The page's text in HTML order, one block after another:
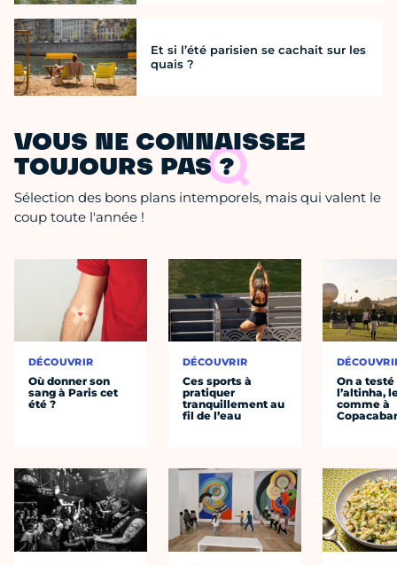
Et si l’été parisien se cachait sur les
quais ?
VOUS NE CONNAISSEZ
TOUJOURS PAS ?
Sélection des bons plans intemporels, mais qui valent le
coup toute l'année !
DÉCOUVRIR
Où donner son
sang à Paris cet
été ?
DÉCOUVRIR
Ces sports à
pratiquer
tranquillement au
fil de l’eau
On a testé
l’altinha,
comme à